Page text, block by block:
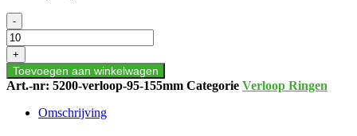
Swinckels
Verloop-
Ringen
95-
155mm
aantal
-
+
Toevoegen aan winkelwagen
Art.-nr: 5200-verloop-95-155mm Categorie Verloop Ringen
Omschrijving